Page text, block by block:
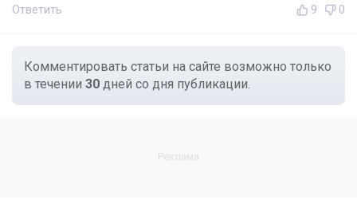
Ответить 9 0
Комментировать статьи на сайте возможно только
в течении 30 дней со дня публикации.